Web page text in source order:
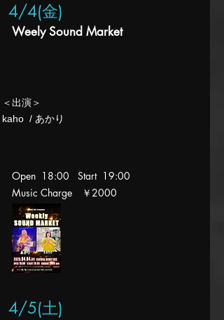
4/4(金)
Weely Sound Market
​＜出演＞
​kaho / あかり
Open 18:00 Start 19:00
Music Charge ￥2000
4/5(土)